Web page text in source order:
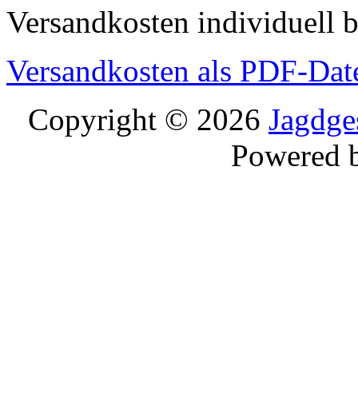
Versandkosten individuell
Versandkosten als PDF-
Copyright © 2026
Powered